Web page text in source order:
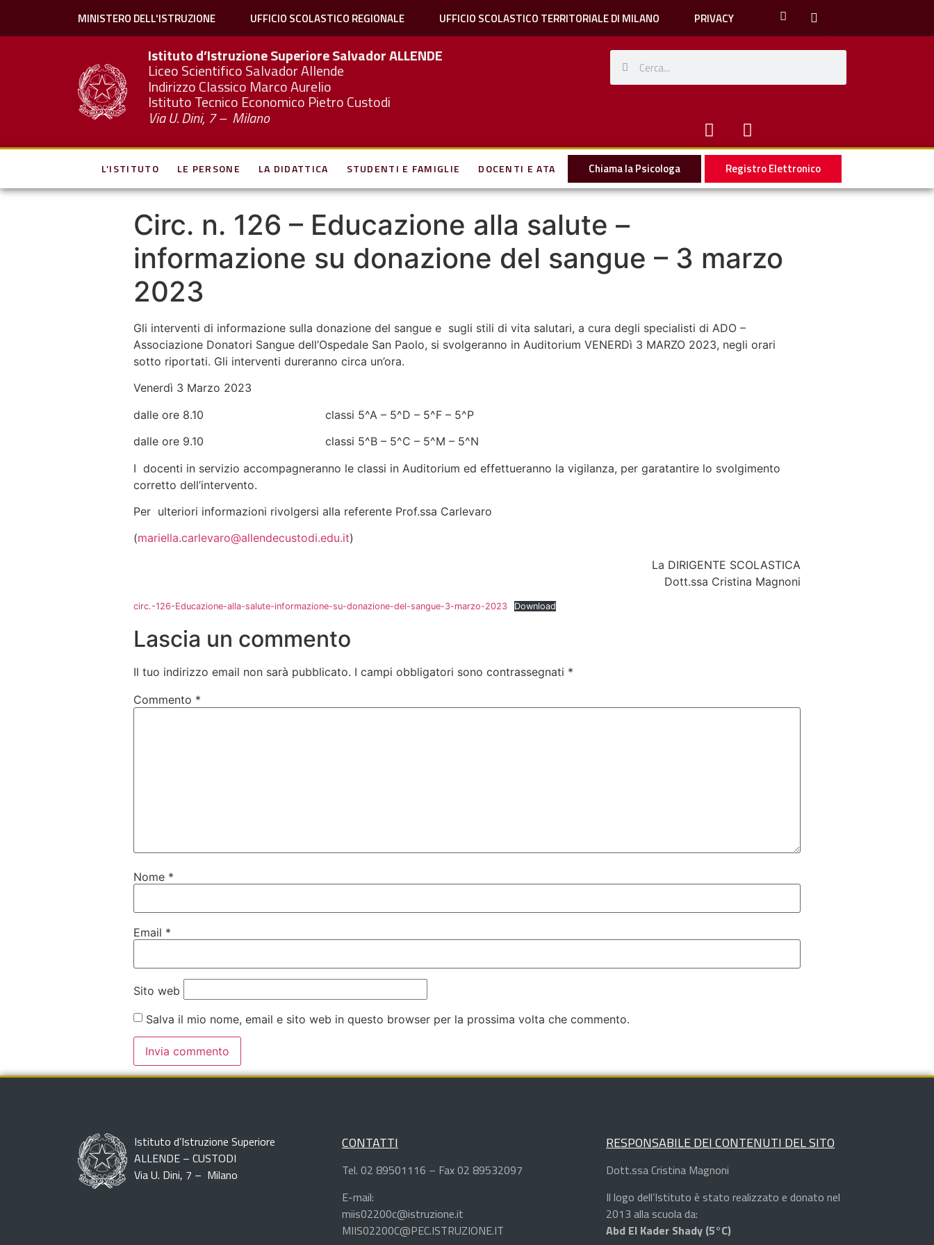
MINISTERO DELL'ISTRUZIONE UFFICIO SCOLASTICO REGIONALE UFFICIO SCOLASTICO TERRITORIALE DI MILANO PRIVACY
Istituto d’Istruzione Superiore SalvadorALLENDE
Liceo Scientifico Salvador Allende
Indirizzo Classico Marco Aurelio
Istituto Tecnico Economico Pietro Custodi
Via U. Dini, 7 – Milano
L’ISTITUTO LE PERSONE LA DIDATTICA STUDENTI E FAMIGLIE DOCENTI E ATA Chiama la Psicologa Registro Elettronico
Circ. n. 126 – Educazione alla salute –
informazione su donazione del sangue – 3 marzo
2023
Gli interventi di informazione sulla donazione del sangue e sugli stili di vita salutari, a cura degli specialisti di ADO –
Associazione Donatori Sangue dell’Ospedale San Paolo, si svolgeranno in Auditorium VENERDì 3 MARZO 2023, negli orari
sotto riportati. Gli interventi dureranno circa un’ora.
Venerdì 3 Marzo 2023
dalle ore 8.10 classi 5^A – 5^D – 5^F – 5^P
dalle ore 9.10 classi 5^B – 5^C – 5^M – 5^N
I docenti in servizio accompagneranno le classi in Auditorium ed effettueranno la vigilanza, per garatantire lo svolgimento
corretto dell’intervento.
Per ulteriori informazioni rivolgersi alla referente Prof.ssa Carlevaro
(mariella.carlevaro@allendecustodi.edu.it)
La DIRIGENTE SCOLASTICA
Dott.ssa Cristina Magnoni
circ.-126-Educazione-alla-salute-informazione-su-donazione-del-sangue-3-marzo-2023 Download
Lascia un commento
Il tuo indirizzo email non sarà pubblicato. I campi obbligatori sono contrassegnati *
Commento *
Nome *
Email *
Sito web
Salva il mio nome, email e sito web in questo browser per la prossima volta che commento.
Istituto d’Istruzione Superiore
ALLENDE – CUSTODI
Via U. Dini, 7 – Milano
CONTATTI
Tel. 02 89501116 – Fax 02 89532097
E-mail:
miis02200c@istruzione.it
MIIS02200C@PEC.ISTRUZIONE.IT
RESPONSABILE DEI CONTENUTI DEL SITO
Dott.ssa Cristina Magnoni
Il logo dell’Istituto è stato realizzato e donato nel
2013 alla scuola da:
Abd El Kader Shady (5°C)